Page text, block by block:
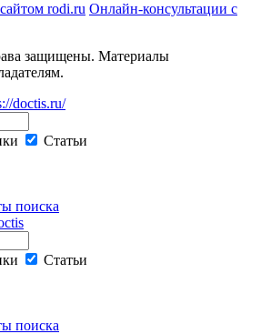
rodi.ru Онлайн-консультации с
защищены. Материалы
doctis.ru/
Статьи
поиска
Статьи
поиска